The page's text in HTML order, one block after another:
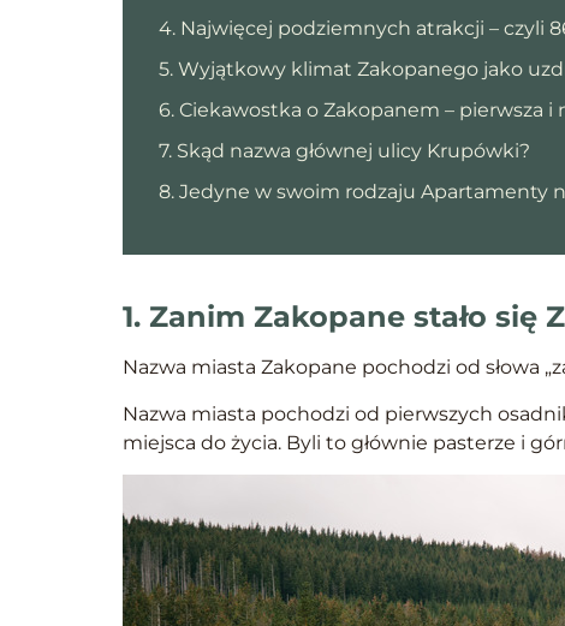
4. Najwięcej podziemnych atrakcji – czyli
5. Wyjątkowy klimat Zakopanego jako
6. Ciekawostka o Zakopanem – pierwsza
7. Skąd nazwa głównej ulicy Krupówki?
8. Jedyne w swoim rodzaju Apartamenty
1. Zanim Zakopane stało się
Nazwa miasta Zakopane pochodzi od słowa
Nazwa miasta pochodzi od pierwszych
miejsca do życia. Byli to głównie pasterze i